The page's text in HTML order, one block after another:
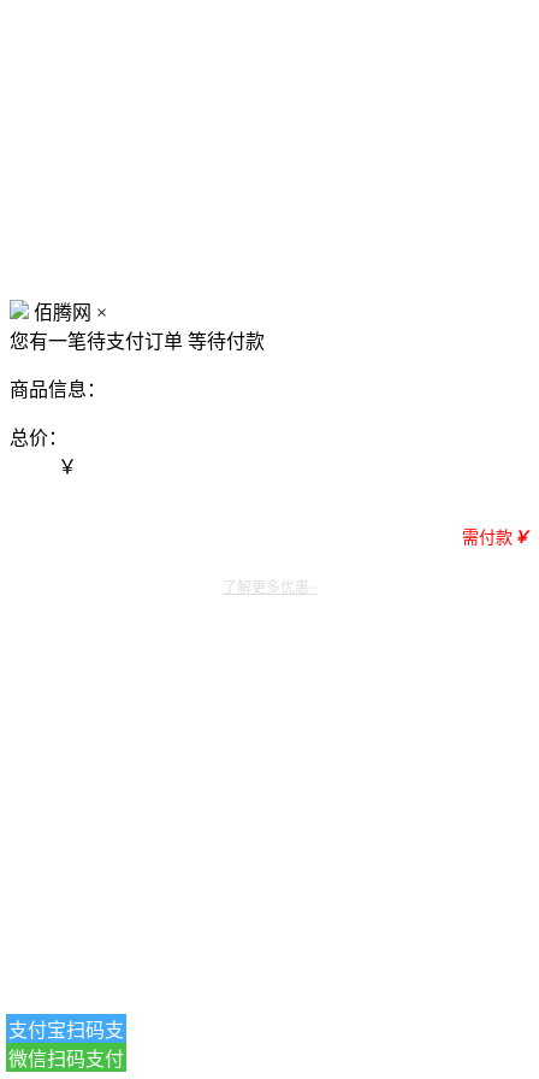
佰腾网 ×
您有一笔待支付订单 等待付款
商品信息：
总价：
￥
需付款 ￥
支付宝扫码支
付
微信扫码支付
了解更多优惠~